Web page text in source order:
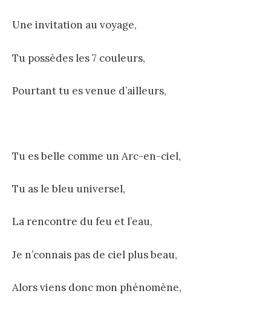
Une invitation au voyage,
Tu possèdes les 7 couleurs,
Pourtant tu es venue d’ailleurs,
Tu es belle comme un Arc-en-ciel,
Tu as le bleu universel,
La rencontre du feu et l’eau,
Je n’connais pas de ciel plus beau,
Alors viens donc mon phénomène,